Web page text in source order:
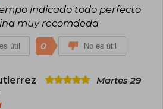
indicado todo perfecto
muy recomdeda
útil 0 No es útil
Martes 29